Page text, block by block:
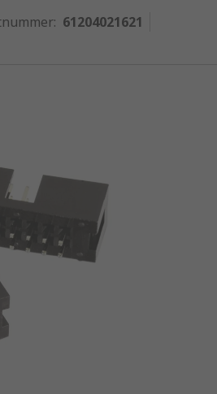
: 61204021621